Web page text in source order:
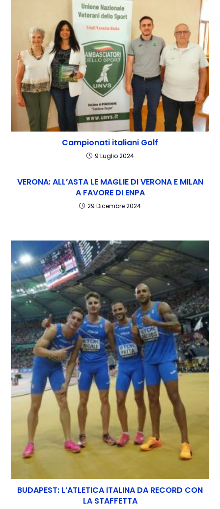
Campionati italiani Golf
9 Luglio 2024
VERONA: ALL’ASTA LE MAGLIE DI VERONA E MILAN
A FAVORE DI ENPA
29 Dicembre 2024
BUDAPEST: L’ATLETICA ITALINA DA RECORD CON
LA STAFFETTA